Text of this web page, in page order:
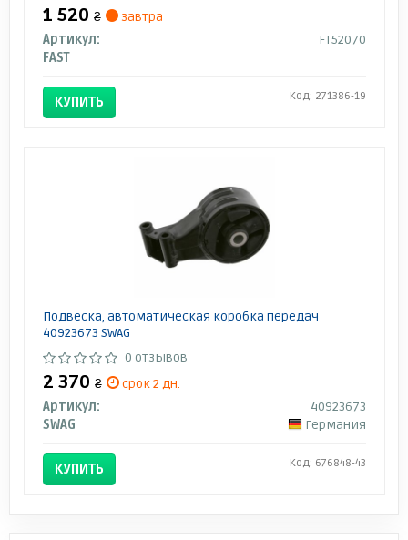
1 520 ₴
завтра
Артикул:
FT52070
FAST
КУПИТЬ Код: 271386-19
Подвеска, автоматическая коробка передач
40923673 SWAG
0 отзывов
2 370 ₴
срок 2 дн.
Артикул:
40923673
SWAG
Германия
КУПИТЬ Код: 676848-43